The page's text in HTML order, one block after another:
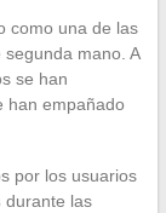
como una de las
mano. A
se han
han empañado
por los usuarios
durante las